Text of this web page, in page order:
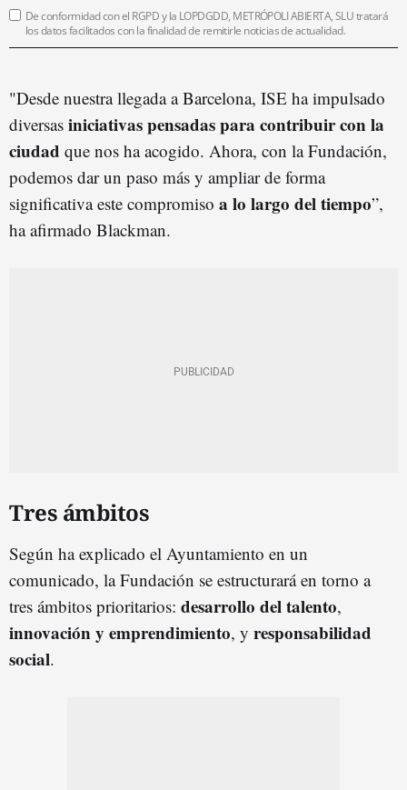
De conformidad con el RGPD y la LOPDGDD, METRÓPOLI ABIERTA, SLU tratará
los datos facilitados con la finalidad de remitirle noticias de actualidad.
"Desde nuestra llegada a Barcelona, ISE ha impulsado
diversas iniciativas pensadas para contribuir con la
ciudad que nos ha acogido. Ahora, con la Fundación,
podemos dar un paso más y ampliar de forma
significativa este compromiso a lo largo del tiempo”,
ha afirmado Blackman.
Tres ámbitos
Según ha explicado el Ayuntamiento en un
comunicado, la Fundación se estructurará en torno a
tres ámbitos prioritarios: desarrollo del talento,
innovación y emprendimiento, y responsabilidad
social.